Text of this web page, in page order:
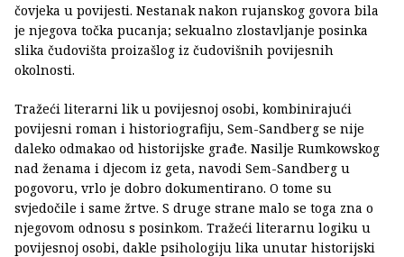
čovjeka u povijesti. Nestanak nakon rujanskog govora bila
je njegova točka pucanja; sekualno zlostavljanje posinka
slika čudovišta proizašlog iz čudovišnih povijesnih
okolnosti.
Tražeći literarni lik u povijesnoj osobi, kombinirajući
povijesni roman i historiografiju, Sem-Sandberg se nije
daleko odmakao od historijske građe. Nasilje Rumkowskog
nad ženama i djecom iz geta, navodi Sem-Sandberg u
pogovoru, vrlo je dobro dokumentirano. O tome su
svjedočile i same žrtve. S druge strane malo se toga zna o
njegovom odnosu s posinkom. Tražeći literarnu logiku u
povijesnoj osobi, dakle psihologiju lika unutar historijski